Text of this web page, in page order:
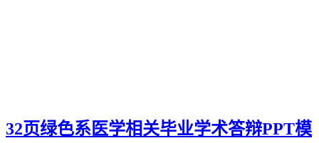
32页绿色系医学相关毕业学术答辩PPT模